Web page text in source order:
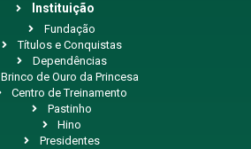
Instituição
Fundação
Títulos e Conquistas
Dependências
Brinco de Ouro da Princesa
Centro de Treinamento
Pastinho
Hino
Presidentes